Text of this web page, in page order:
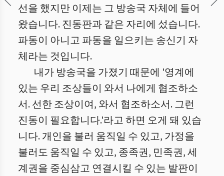
선을 했지만 이제는 그 방송국 자체에 들어
왔습니다. 진동판과 같은 자리에 섰습니다.
파동이 아니고 파동을 일으키는 송신기 자
체라는 것입니다.
내가 방송국을 가졌기 때문에 '영계에
있는 우리 조상들이 와서 나에게 협조하소
서. 선한 조상이여, 와서 협조하소서. 그런
진동이 필요합니다.'라고 하면 오게 돼 있습
니다. 개인을 불러 움직일 수 있고, 가정을
불러도 움직일 수 있고, 종족권, 민족권, 세
계권을 중심삼고 연결시킬 수 있는 발판이